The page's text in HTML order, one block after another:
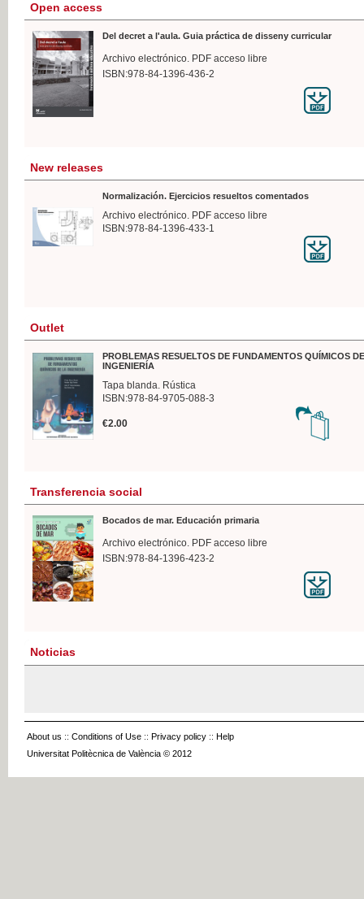
Open access
Del decret a l'aula. Guia práctica de disseny curricular
Archivo electrónico. PDF acceso libre
ISBN:978-84-1396-436-2
New releases
Normalización. Ejercicios resueltos comentados
Archivo electrónico. PDF acceso libre
ISBN:978-84-1396-433-1
Outlet
PROBLEMAS RESUELTOS DE FUNDAMENTOS QUÍMICOS
INGENIERÍA
Tapa blanda. Rústica
ISBN:978-84-9705-088-3
€2.00
Transferencia social
Bocados de mar. Educación primaria
Archivo electrónico. PDF acceso libre
ISBN:978-84-1396-423-2
Noticias
About us :: Conditions of Use :: Privacy policy :: Help
Universitat Politècnica de València © 2012